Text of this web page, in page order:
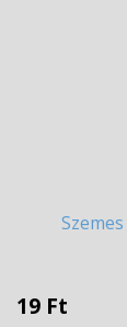
Szemes
19 Ft